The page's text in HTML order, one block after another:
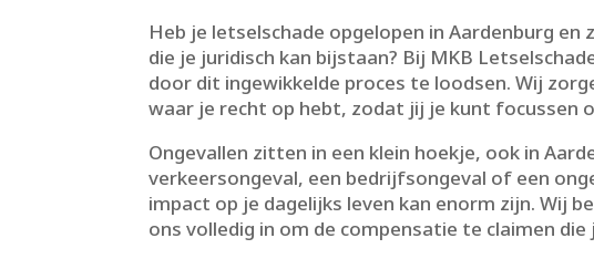
Heb je letselschade opgelopen in Aardenburg
die je juridisch kan bijstaan? Bij MKB
door dit ingewikkelde proces te loodsen.​ Wij
waar je recht op hebt, zodat jij je kunt focussen
Ongevallen zitten in een klein hoekje, ook in
verkeersongeval, een bedrijfsongeval of een
impact op je dagelijks leven kan enorm zijn.​ Wij
ons volledig in om de compensatie te claimen